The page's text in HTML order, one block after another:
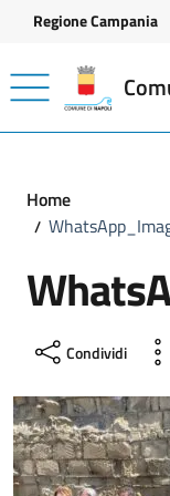
Vai ai contenuti
Vai al footer
Regione Campania
Home
Condividi